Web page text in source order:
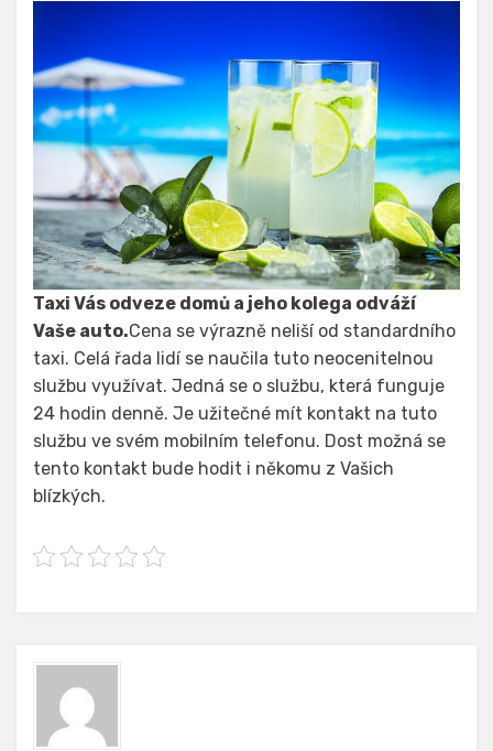
Taxi Vás odveze domů a jeho kolega odváží
Vaše auto.Cena se výrazně neliší od standardního
taxi. Celá řada lidí se naučila tuto neocenitelnou
službu využívat. Jedná se o službu, která funguje
24 hodin denně. Je užitečné mít kontakt na tuto
službu ve svém mobilním telefonu. Dost možná se
tento kontakt bude hodit i někomu z Vašich
blízkých.